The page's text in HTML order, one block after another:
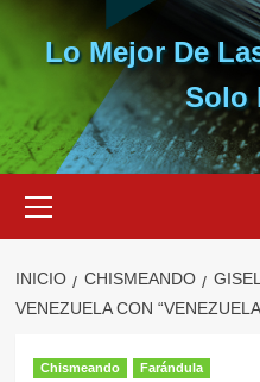
Lo Mejor De
Solo
primario
INICIO CHISMEANDO
VENEZUELA CON
Chismeando Farándula